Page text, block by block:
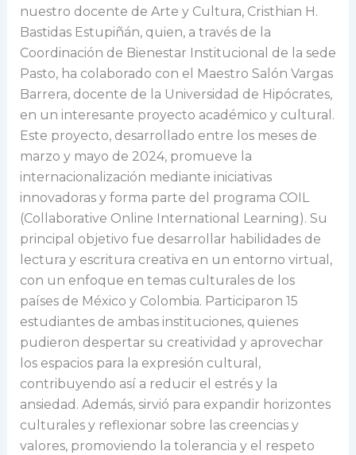
nuestro docente de Arte y Cultura, Cristhian H.
Bastidas Estupiñán, quien, a través de la
Coordinación de Bienestar Institucional de la sede
Pasto, ha colaborado con el Maestro Salón Vargas
Barrera, docente de la Universidad de Hipócrates,
en un interesante proyecto académico y cultural.
Este proyecto, desarrollado entre los meses de
marzo y mayo de 2024, promueve la
internacionalización mediante iniciativas
innovadoras y forma parte del programa COIL
(Collaborative Online International Learning). Su
principal objetivo fue desarrollar habilidades de
lectura y escritura creativa en un entorno virtual,
con un enfoque en temas culturales de los
países de México y Colombia. Participaron 15
estudiantes de ambas instituciones, quienes
pudieron despertar su creatividad y aprovechar
los espacios para la expresión cultural,
contribuyendo así a reducir el estrés y la
ansiedad. Además, sirvió para expandir horizontes
culturales y reflexionar sobre las creencias y
valores, promoviendo la tolerancia y el respeto